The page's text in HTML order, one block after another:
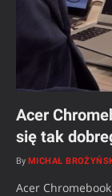
Acer
się tak
By MICHAŁ
Acer